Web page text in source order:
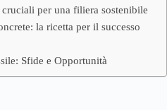
per una filiera sostenibile
la ricetta per il successo
Sfide e Opportunità